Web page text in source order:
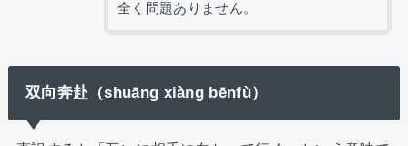
全く問題ありません。
双向奔赴（shuāng xiàng bēnfù）